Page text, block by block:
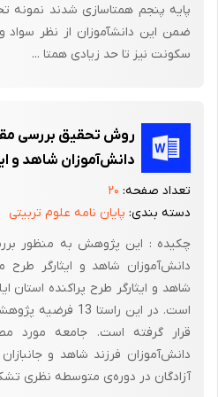
از نظر معلملن پایه مستلزم وقت
نیروی انسانی و منابع و امکانات
ناحیه خاص را بیان نماید.
اهداف طرح :
اهداف کلی:
1 - ایجاد بستری مناسب برای ارائه
و عاطفی مبتنی بر ظرفیت و توانایی
2- آشنایی نونهالان عزیز از آغاز
رهنمودهای انسان‌ساز
(علیهم‌السلام)، متناسب با شرایط سنی آنان
3 - ایجاد زمینه التذاذ کودکان از
الفت با کلام الله مجید.
پایه پنجم همتاسازی شدند نمونه
ضمن این دانش‏آموزان از نظر سواد
سکونت نیز تا حد زیادی همتا ...
روش تحقیق بررسی
دانش‌آموزان شاهد و
تعداد صفحه: ۲۰
دسته بندی: پایان نامه علوم تربیتی
چکیده : این پژوهش به منظور
دانش‌آموزان شاهد و ایثارگر
است. در این راستا
قرار گرفته است. جامعه مورد
آزادگان در دوره‌ی متوسطه نظری